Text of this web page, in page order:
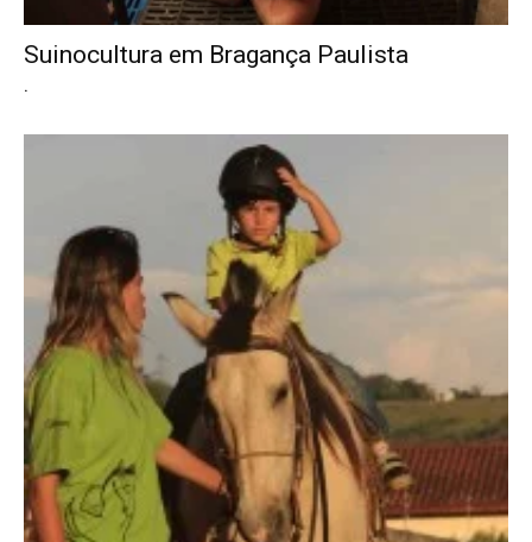
Suinocultura em Bragança Paulista
.